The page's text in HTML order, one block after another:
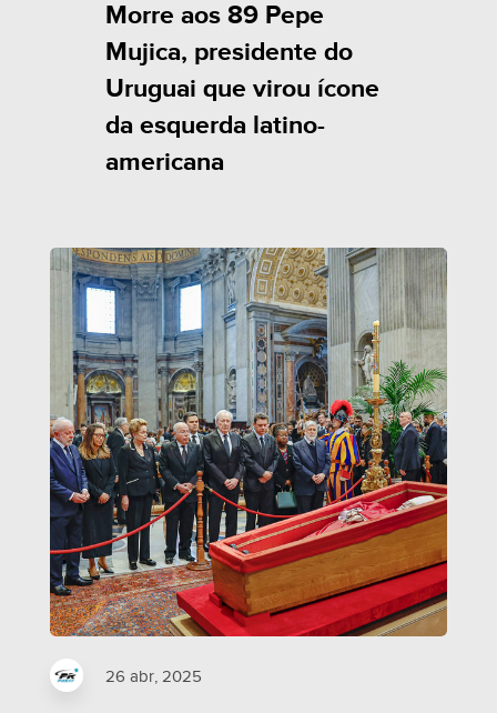
Morre aos 89 Pepe
Mujica, presidente do
Uruguai que virou ícone
da esquerda latino-
americana
26 abr, 2025